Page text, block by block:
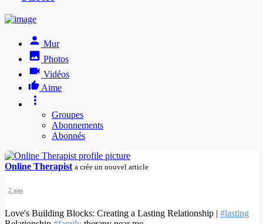
Mur
Photos
Vidéos
Aime
Groupes
Abonnements
Abonnés
Online Therapist a crée un nouvel article
2 ans
Love's Building Blocks: Creating a Lasting Relationship | #lasting